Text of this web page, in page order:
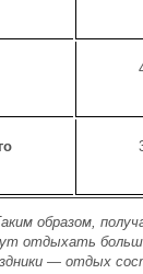
образом,
отдыхать
— отдых